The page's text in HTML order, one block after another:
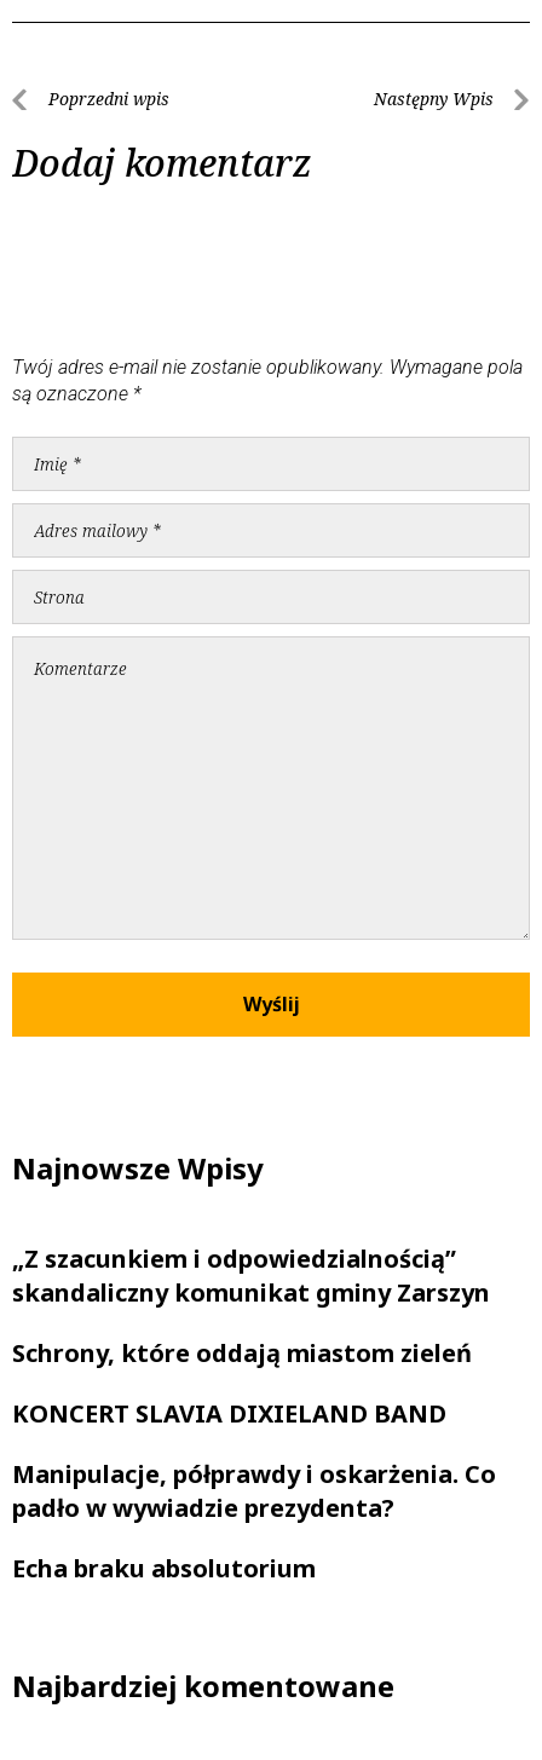
Poprzedni wpis Następny Wpis
Dodaj komentarz
Twój adres e-mail nie zostanie opublikowany. Wymagane pola
są oznaczone *
Najnowsze Wpisy
„Z szacunkiem i odpowiedzialnością”
skandaliczny komunikat gminy Zarszyn
Schrony, które oddają miastom zieleń
KONCERT SLAVIA DIXIELAND BAND
Manipulacje, półprawdy i oskarżenia. Co
padło w wywiadzie prezydenta?
Echa braku absolutorium
Najbardziej komentowane